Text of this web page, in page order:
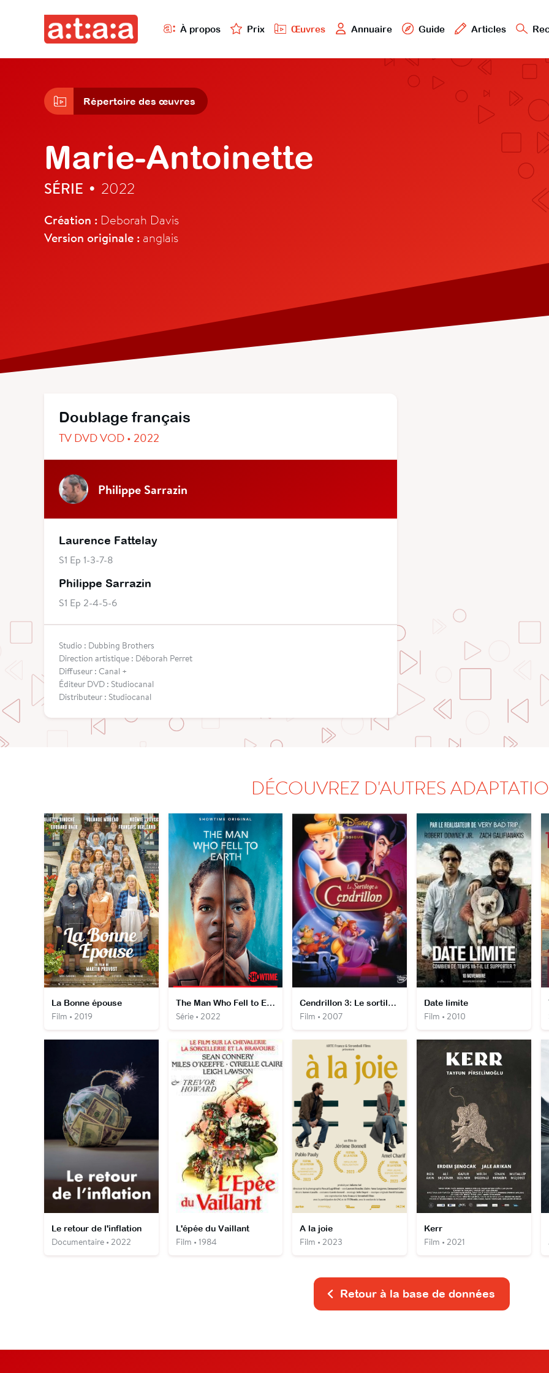
À propos Prix Œuvres Annuaire Guide Articles
Répertoire des œuvres
Marie-Antoinette
SÉRIE • 2022
Création : Deborah Davis
Version originale : anglais
Doublage français
TV DVD VOD • 2022
Philippe Sarrazin
Laurence Fattelay
S1 Ep 1-3-7-8
Philippe Sarrazin
S1 Ep 2-4-5-6
Studio : Dubbing Brothers
Direction artistique : Déborah Perret
Diffuseur : Canal +
Éditeur DVD : Studiocanal
Distributeur : Studiocanal
DÉCOUVREZ D'AUTRES
La Bonne épouse
Film • 2019
The Man Who Fell to Earth
Série • 2022
Cendrillon 3: Le sortilège de Cendrillon
Film • 2007
Date limite
Film • 2010
Le retour de l'inflation
Documentaire • 2022
L'épée du Vaillant
Film • 1984
A la joie
Film • 2023
Kerr
Film • 2021
Retour à la base de données